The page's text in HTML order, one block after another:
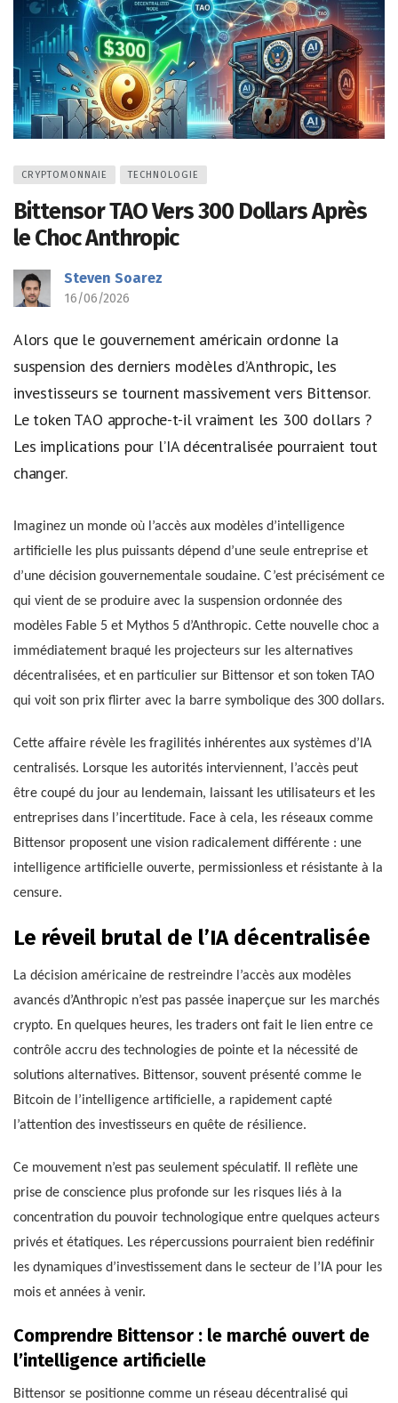
CRYPTOMONNAIE TECHNOLOGIE
Bittensor TAO Vers 300 Dollars Après
le Choc Anthropic
Steven Soarez
16/06/2026
Alors que le gouvernement américain ordonne la
suspension des derniers modèles d’Anthropic, les
investisseurs se tournent massivement vers Bittensor.
Le token TAO approche-t-il vraiment les 300 dollars ?
Les implications pour l’IA décentralisée pourraient tout
changer.
Imaginez un monde où l’accès aux modèles d’intelligence
artificielle les plus puissants dépend d’une seule entreprise et
d’une décision gouvernementale soudaine. C’est précisément ce
qui vient de se produire avec la suspension ordonnée des
modèles Fable 5 et Mythos 5 d’Anthropic. Cette nouvelle choc a
immédiatement braqué les projecteurs sur les alternatives
décentralisées, et en particulier sur Bittensor et son token TAO
qui voit son prix flirter avec la barre symbolique des 300 dollars.
Cette affaire révèle les fragilités inhérentes aux systèmes d’IA
centralisés. Lorsque les autorités interviennent, l’accès peut
être coupé du jour au lendemain, laissant les utilisateurs et les
entreprises dans l’incertitude. Face à cela, les réseaux comme
Bittensor proposent une vision radicalement différente : une
intelligence artificielle ouverte, permissionless et résistante à la
censure.
Le réveil brutal de l’IA décentralisée
La décision américaine de restreindre l’accès aux modèles
avancés d’Anthropic n’est pas passée inaperçue sur les marchés
crypto. En quelques heures, les traders ont fait le lien entre ce
contrôle accru des technologies de pointe et la nécessité de
solutions alternatives. Bittensor, souvent présenté comme le
Bitcoin de l’intelligence artificielle, a rapidement capté
l’attention des investisseurs en quête de résilience.
Ce mouvement n’est pas seulement spéculatif. Il reflète une
prise de conscience plus profonde sur les risques liés à la
concentration du pouvoir technologique entre quelques acteurs
privés et étatiques. Les répercussions pourraient bien redéfinir
les dynamiques d’investissement dans le secteur de l’IA pour les
mois et années à venir.
Comprendre Bittensor : le marché ouvert de
l’intelligence artificielle
Bittensor se positionne comme un réseau décentralisé qui